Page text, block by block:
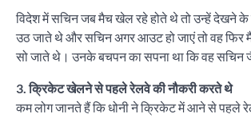
विदेश में सचिन जब मैच खेल रहे होते थे तो उन्हें देखने के
उठ जाते थे और सचिन अगर आउट हो जाएं तो वह
सो जाते थे। उनके बचपन का सपना था कि वह सचिन
3. क्रिकेट खेलने से पहले रेलवे की नौकरी करते थे
कम लोग जानते हैं कि धोनी ने क्रिकेट में आने से पहले